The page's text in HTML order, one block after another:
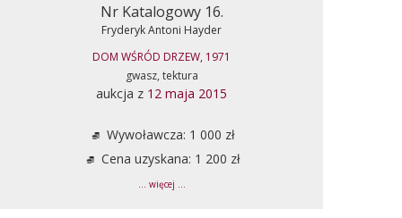
Nr Katalogowy 16.
Fryderyk Antoni Hayder
DOM WŚRÓD DRZEW, 1971
gwasz, tektura
aukcja z 12 maja 2015
Wywoławcza: 1 000 zł
Cena uzyskana: 1 200 zł
... więcej ...